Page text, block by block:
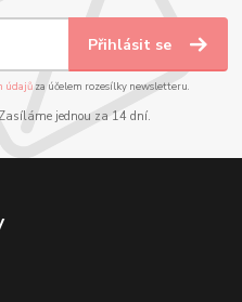
Přihlásit se
údajůza účelem rozesílky newsletteru.
jednou za 14 dní.